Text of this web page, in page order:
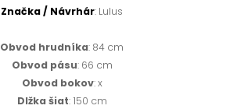
Značka / Návrhár: Lulus
Obvod hrudníka: 84 cm
Obvod pásu: 66 cm
Obvod bokov: x
Dlžka šiat: 150 cm